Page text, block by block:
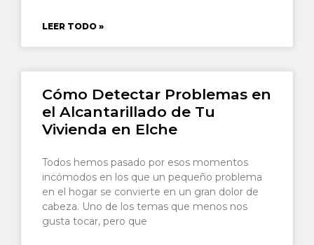
LEER TODO »
Cómo Detectar Problemas en
el Alcantarillado de Tu
Vivienda en Elche
Todos hemos pasado por esos momentos
incómodos en los que un pequeño problema
en el hogar se convierte en un gran dolor de
cabeza. Uno de los temas que menos nos
gusta tocar, pero que